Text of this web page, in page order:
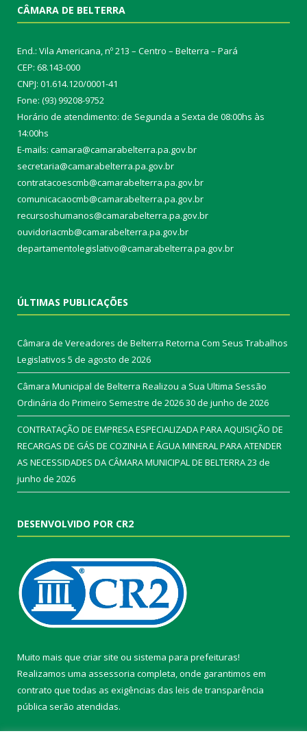
CÂMARA DE BELTERRA
End.: Vila Americana, nº 213 – Centro – Belterra – Pará
CEP: 68.143-000
CNPJ: 01.614.120/0001-41
Fone: (93) 99208-9752
Horário de atendimento: de Segunda a Sexta de 08:00hs às
14:00hs
E-mails: camara@camarabelterra.pa.gov.br
secretaria@camarabelterra.pa.gov.br
contratacoescmb@camarabelterra.pa.gov.br
comunicacaocmb@camarabelterra.pa.gov.br
recursoshumanos@camarabelterra.pa.gov.br
ouvidoriacmb@camarabelterra.pa.gov.br
departamentolegislativo@camarabelterra.pa.gov.br
ÚLTIMAS PUBLICAÇÕES
Câmara de Vereadores de Belterra Retorna Com Seus Trabalhos
Legislativos 5 de agosto de 2026
Câmara Municipal de Belterra Realizou a Sua Ultima Sessão
Ordinária do Primeiro Semestre de 202630 de junho de 2026
CONTRATAÇÃO DE EMPRESA ESPECIALIZADA PARA AQUISIÇÃO DE
RECARGAS DE GÁS DE COZINHA E ÁGUA MINERAL PARA ATENDER
AS NECESSIDADES DA CÂMARA MUNICIPAL DE BELTERRA23 de
junho de 2026
DESENVOLVIDO POR CR2
Muito mais que criar site ou sistema para prefeituras!
Realizamos uma assessoria completa, onde garantimos em
contrato que todas as exigências das leis de transparência
pública serão atendidas.